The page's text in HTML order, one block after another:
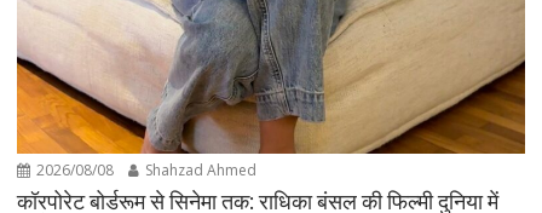
2026/08/08 Shahzad Ahmed
कॉरपोरेट बोर्डरूम से सिनेमा तक: राधिका बंसल की फिल्मी दुनिया में